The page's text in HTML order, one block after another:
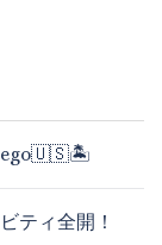
ティ全開！